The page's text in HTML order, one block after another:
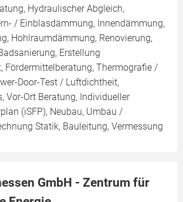
Hydraulischer Abgleich,
/ Einblasdämmung, Innendämmung,
Hohlraumdämmung, Renovierung,
Erstellung
Fördermittelberatung, Thermografie /
Door-Test / Luftdichtheit,
Vor-Ort Beratung, Individueller
(iSFP), Neubau, Umbau /
Statik, Bauleitung, Vermessung
GmbH - Zentrum für